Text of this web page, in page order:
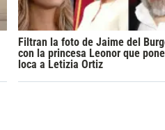
Filtran la foto de Jaime del
con la princesa Leonor que pone
loca a Letizia Ortiz